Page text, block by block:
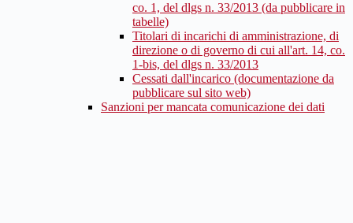
co. 1, del dlgs n. 33/2013 (da pubblicare in
tabelle)
Titolari di incarichi di amministrazione, di
direzione o di governo di cui all'art. 14, co.
1-bis, del dlgs n. 33/2013
Cessati dall'incarico (documentazione da
pubblicare sul sito web)
Sanzioni per mancata comunicazione dei dati